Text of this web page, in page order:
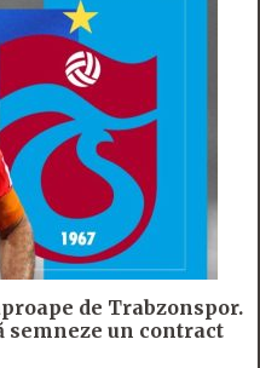
de Trabzonspor.
semneze un contract